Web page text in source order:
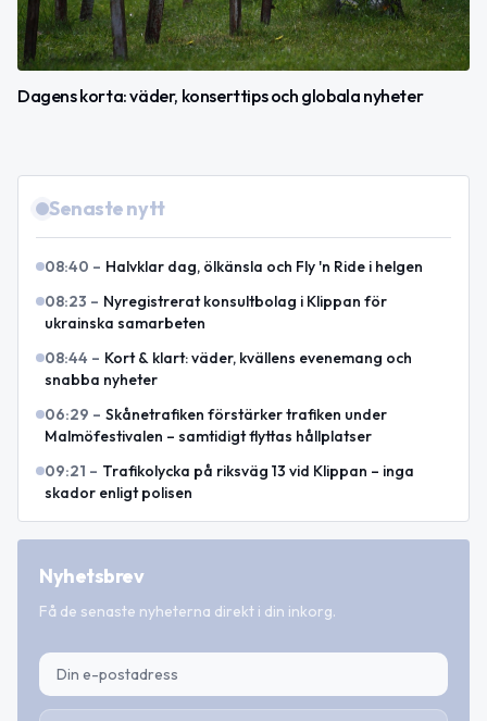
Dagens korta: väder, konserttips och globala nyheter
Senaste nytt
08:40 – Halvklar dag, ölkänsla och Fly 'n Ride i helgen
08:23 – Nyregistrerat konsultbolag i Klippan för
ukrainska samarbeten
08:44 – Kort & klart: väder, kvällens evenemang och
snabba nyheter
06:29 – Skånetrafiken förstärker trafiken under
Malmöfestivalen – samtidigt flyttas hållplatser
09:21 – Trafikolycka på riksväg 13 vid Klippan – inga
skador enligt polisen
Nyhetsbrev
Få de senaste nyheterna direkt i din inkorg.